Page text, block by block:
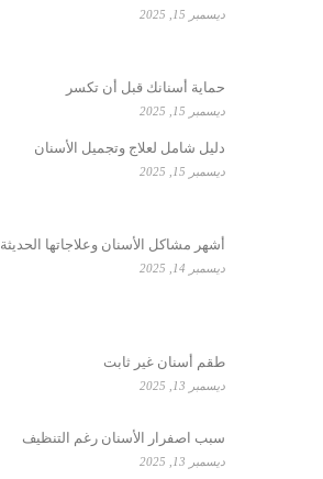
ديسمبر 15, 2025
حماية أسنانك قبل أن تكسر
ديسمبر 15, 2025
دليل شامل لعلاج وتجميل الأسنان
ديسمبر 15, 2025
أشهر مشاكل الأسنان وعلاجاتها الحديثة
ديسمبر 14, 2025
طقم أسنان غير ثابت
ديسمبر 13, 2025
سبب اصفرار الأسنان رغم التنظيف
ديسمبر 13, 2025